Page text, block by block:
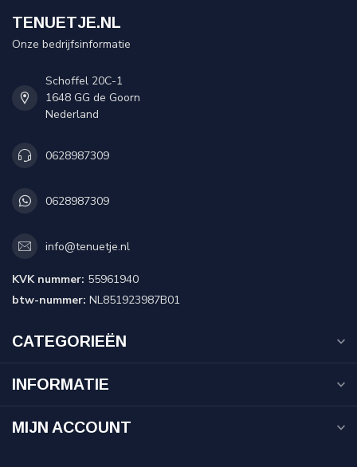
TENUETJE.NL
Onze bedrijfsinformatie
Schoffel 20C-1
1648 GG de Goorn
Nederland
0628987309
0628987309
info@tenuetje.nl
KVK nummer: 55961940
btw-nummer: NL851923987B01
CATEGORIEËN
INFORMATIE
MIJN ACCOUNT